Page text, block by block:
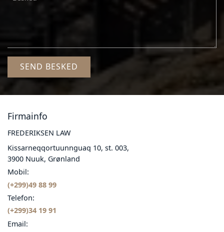
Firmainfo
FREDERIKSEN LAW
Kissarneqqortuunnguaq 10, st. 003,
3900 Nuuk, Grønland
Mobil:
(+299)49 88 99
Telefon:
(+299)34 19 91
Email: